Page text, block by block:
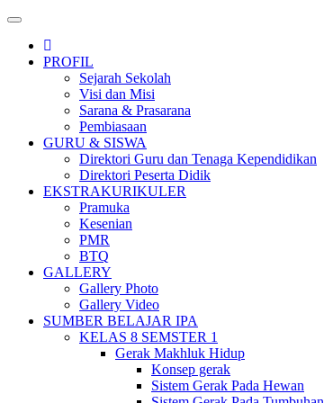
Toggle
navigation
PROFIL
Sejarah Sekolah
Visi dan Misi
Sarana & Prasarana
Pembiasaan
GURU & SISWA
Direktori Guru dan Tenaga Kependidikan
Direktori Peserta Didik
EKSTRAKURIKULER
Pramuka
Kesenian
PMR
BTQ
GALLERY
Gallery Photo
Gallery Video
SUMBER BELAJAR IPA
KELAS 8 SEMSTER 1
Gerak Makhluk Hidup
Konsep gerak
Sistem Gerak Pada Hewan